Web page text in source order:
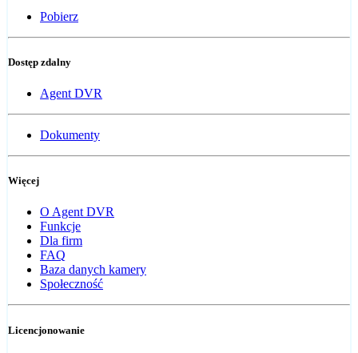
Pobierz
Dostęp zdalny
Agent DVR
Dokumenty
Więcej
O Agent DVR
Funkcje
Dla firm
FAQ
Baza danych kamery
Społeczność
Licencjonowanie